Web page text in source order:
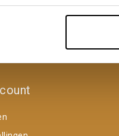
Service na verkoop